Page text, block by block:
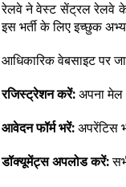
रेलवे ने वेस्ट सेंट्रल रेलवे के
इस भर्ती के लिए इच्छुक
आधिकारिक वेबसाइट पर
रजिस्ट्रेशन करें: अपना मेल
आवेदन फॉर्म भरें:अपरेंटिस
डॉक्यूमेंट्स अपलोड करें: